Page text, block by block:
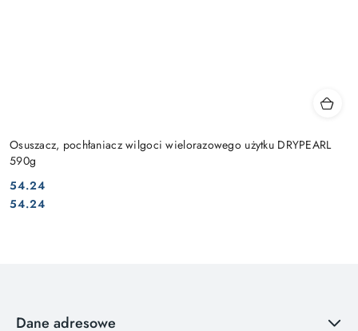
Osuszacz, pochłaniacz wilgoci wielorazowego użytku DRYPEARL
590g
Cena:
54.24
Cena:
54.24
Dane adresowe